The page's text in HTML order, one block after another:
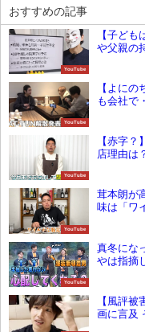
おすすめの記事
YouTube
【子ど
や父親の
YouTube
【よに
も会社で
YouTube
【赤字
店理由は
YouTube
茸本朗が
味は「ワ
YouTube
真冬にな
やは指摘
【風評
画に言及